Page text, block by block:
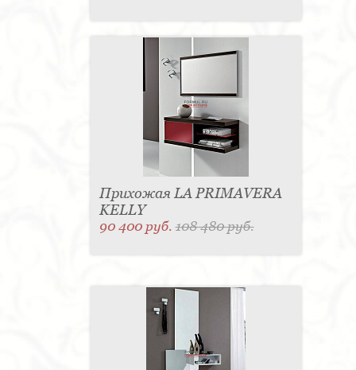
Прихожая LA PRIMAVERA
KELLY
90 400 руб.108 480 руб.